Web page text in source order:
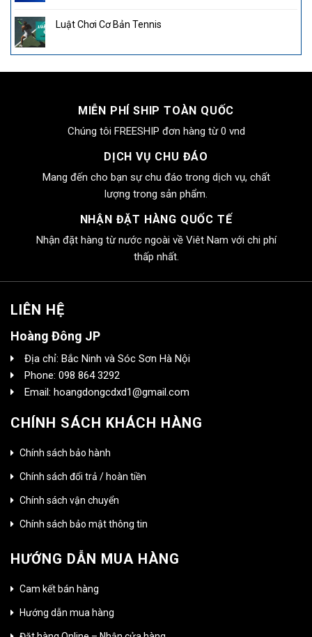
Luật Chơi Cơ Bản Tennis
MIỄN PHÍ SHIP TOÀN QUỐC
Chúng tôi FREESHIP đơn hàng từ 0 vnd
DỊCH VỤ CHU ĐÁO
Mang đến cho bạn sự chu đáo trong dịch vụ, chất
lượng trong sản phẩm.
NHẬN ĐẶT HÀNG QUỐC TẾ
Nhận đặt hàng từ nước ngoài về Viêt Nam với chi phí
thấp nhất.
LIÊN HỆ
Hoàng Đông JP
Địa chỉ: Bắc Ninh và Sóc Sơn Hà Nội
Phone: 098 864 3292
Email: hoangdongcdxd1@gmail.com
CHÍNH SÁCH KHÁCH HÀNG
Chính sách bảo hành
Chính sách đổi trả / hoàn tiền
Chính sách vận chuyển
Chính sách bảo mật thông tin
HƯỚNG DẪN MUA HÀNG
Cam kết bán hàng
Hướng dẫn mua hàng